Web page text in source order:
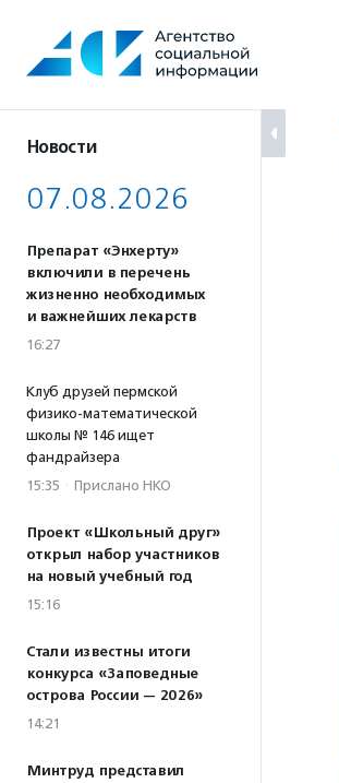
содержанию
Новости
07.08.2026
Препарат «Энхерту»
включили в перечень
жизненно необходимых
и важнейших лекарств
16:27
Клуб друзей пермской
физико-математической
школы № 146 ищет
фандрайзера
15:35 · Прислано НКО
Проект «Школьный друг»
открыл набор участников
на новый учебный год
15:16
Стали известны итоги
конкурса «Заповедные
острова России — 2026»
14:21
Минтруд представил